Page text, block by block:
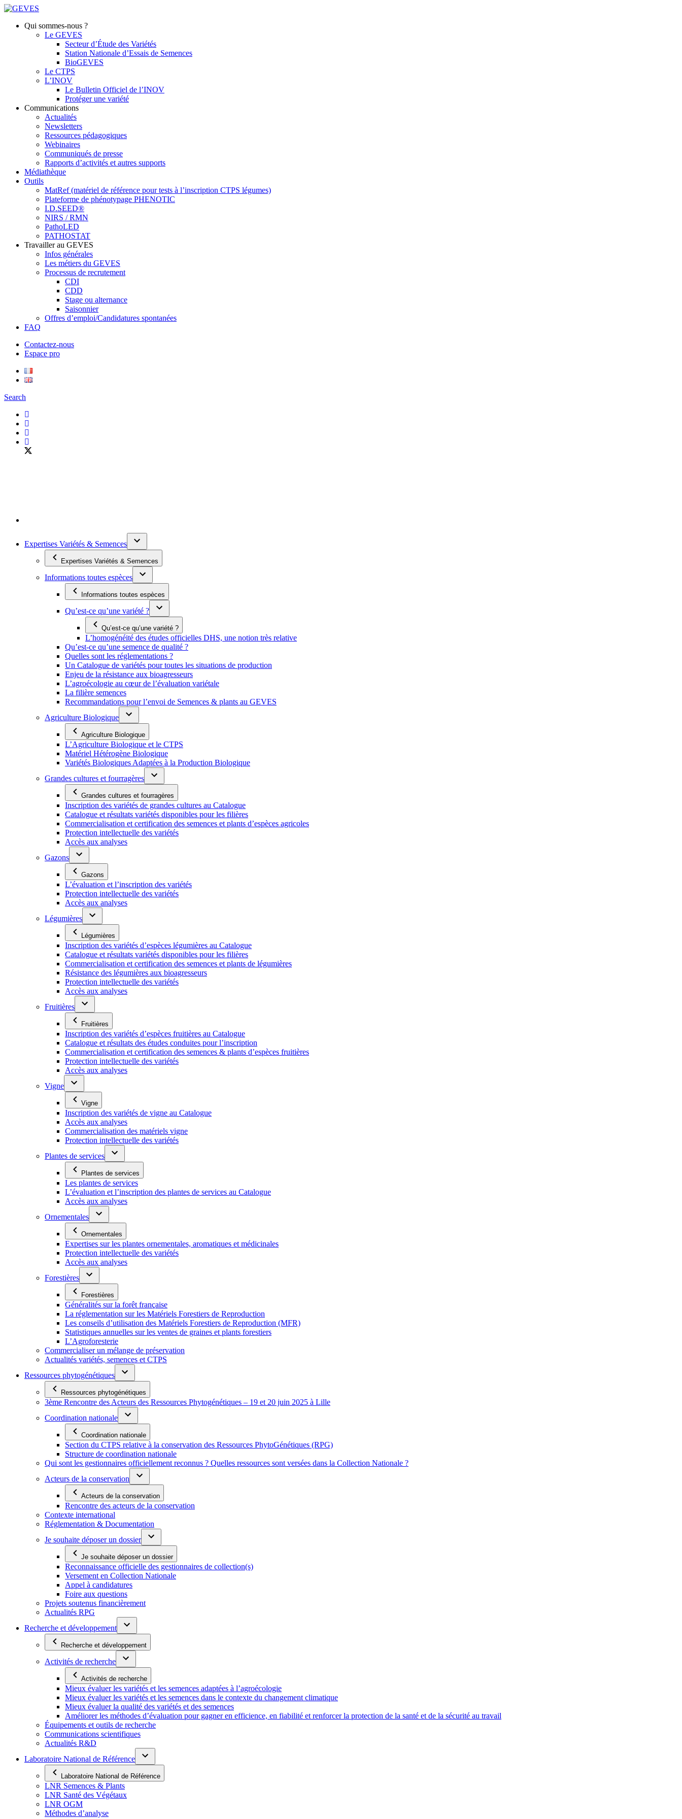
Qui sommes-nous ?
Le GEVES
Secteur d’Étude des Variétés
Station Nationale d’Essais de Semences
BioGEVES
Le CTPS
L’INOV
Le Bulletin Officiel de l’INOV
Protéger une variété
Communications
Actualités
Newsletters
Ressources pédagogiques
Webinaires
Communiqués de presse
Rapports d’activités et autres supports
Médiathèque
Outils
MatRef (matériel de référence pour tests à l’inscription CTPS légumes)
Plateforme de phénotypage PHENOTIC
I.D.SEED®
NIRS / RMN
PathoLED
PATHOSTAT
Travailler au GEVES
Infos générales
Les métiers du GEVES
Processus de recrutement
CDI
CDD
Stage ou alternance
Saisonnier
Offres d’emploi/Candidatures spontanées
FAQ
Contactez-nous
Espace pro
Search
Expertises Variétés & Semences
Expertises Variétés & Semences
Informations toutes espèces
Informations toutes espèces
Qu’est-ce qu’une variété ?
Qu’est-ce qu’une variété ?
L’homogénéité des études officielles DHS, une notion très relative
Qu’est-ce qu’une semence de qualité ?
Quelles sont les réglementations ?
Un Catalogue de variétés pour toutes les situations de production
Enjeu de la résistance aux bioagresseurs
L’agroécologie au cœur de l’évaluation variétale
La filière semences
Recommandations pour l’envoi de Semences & plants au GEVES
Agriculture Biologique
Agriculture Biologique
L’Agriculture Biologique et le CTPS
Matériel Hétérogène Biologique
Variétés Biologiques Adaptées à la Production Biologique
Grandes cultures et fourragères
Grandes cultures et fourragères
Inscription des variétés de grandes cultures au Catalogue
Catalogue et résultats variétés disponibles pour les filières
Commercialisation et certification des semences et plants d’espèces agricoles
Protection intellectuelle des variétés
Accès aux analyses
Gazons
Gazons
L’évaluation et l’inscription des variétés
Protection intellectuelle des variétés
Accès aux analyses
Légumières
Légumières
Inscription des variétés d’espèces légumières au Catalogue
Catalogue et résultats variétés disponibles pour les filières
Commercialisation et certification des semences et plants de légumières
Résistance des légumières aux bioagresseurs
Protection intellectuelle des variétés
Accès aux analyses
Fruitières
Fruitières
Inscription des variétés d’espèces fruitières au Catalogue
Catalogue et résultats des études conduites pour l’inscription
Commercialisation et certification des semences & plants d’espèces fruitières
Protection intellectuelle des variétés
Accès aux analyses
Vigne
Vigne
Inscription des variétés de vigne au Catalogue
Accès aux analyses
Commercialisation des matériels vigne
Protection intellectuelle des variétés
Plantes de services
Plantes de services
Les plantes de services
L’évaluation et l’inscription des plantes de services au Catalogue
Accès aux analyses
Ornementales
Ornementales
Expertises sur les plantes ornementales, aromatiques et médicinales
Protection intellectuelle des variétés
Accès aux analyses
Forestières
Forestières
Généralités sur la forêt française
La réglementation sur les Matériels Forestiers de Reproduction
Les conseils d’utilisation des Matériels Forestiers de Reproduction (MFR)
Statistiques annuelles sur les ventes de graines et plants forestiers
L’Agroforesterie
Commercialiser un mélange de préservation
Actualités variétés, semences et CTPS
Ressources phytogénétiques
Ressources phytogénétiques
3ème Rencontre des Acteurs des Ressources Phytogénétiques – 19 et 20 juin 2025 à Lille
Coordination nationale
Coordination nationale
Section du CTPS relative à la conservation des Ressources PhytoGénétiques (RPG)
Structure de coordination nationale
Qui sont les gestionnaires officiellement reconnus ? Quelles ressources sont versées dans la Collection Nationale ?
Acteurs de la conservation
Acteurs de la conservation
Rencontre des acteurs de la conservation
Contexte international
Réglementation & Documentation
Je souhaite déposer un dossier
Je souhaite déposer un dossier
Reconnaissance officielle des gestionnaires de collection(s)
Versement en Collection Nationale
Appel à candidatures
Foire aux questions
Projets soutenus financièrement
Actualités RPG
Recherche et développement
Recherche et développement
Activités de recherche
Activités de recherche
Mieux évaluer les variétés et les semences adaptées à l’agroécologie
Mieux évaluer les variétés et les semences dans le contexte du changement climatique
Mieux évaluer la qualité des variétés et des semences
Améliorer les méthodes d’évaluation pour gagner en efficience, en fiabilité et renforcer la protection de la santé et de la sécurité au travail
Équipements et outils de recherche
Communications scientifiques
Actualités R&D
Laboratoire National de Référence
Laboratoire National de Référence
LNR Semences & Plants
LNR Santé des Végétaux
LNR OGM
Méthodes d’analyse